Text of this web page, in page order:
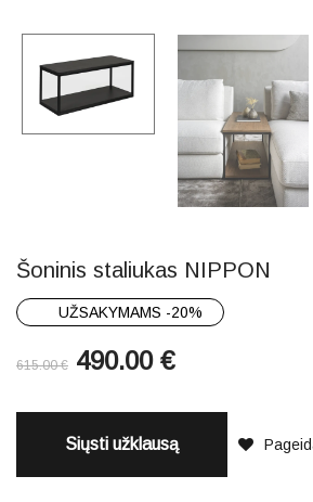
Šoninis staliukas NIPPON
UŽSAKYMAMS -20%
615.00€ 490.00 €
Siųsti užklausą